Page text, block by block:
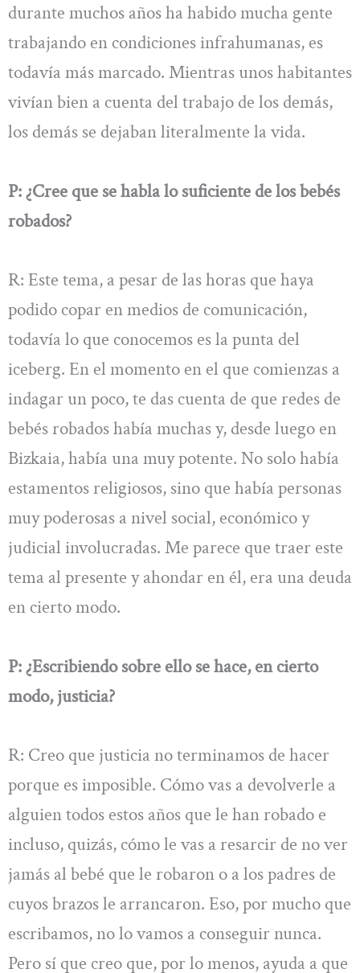
durante muchos años ha habido mucha gente
trabajando en condiciones infrahumanas, es
todavía más marcado. Mientras unos habitantes
vivían bien a cuenta del trabajo de los demás,
los demás se dejaban literalmente la vida.
P: ¿Cree que se habla lo suficiente de los bebés
robados?
R: Este tema, a pesar de las horas que haya
podido copar en medios de comunicación,
todavía lo que conocemos es la punta del
iceberg. En el momento en el que comienzas a
indagar un poco, te das cuenta de que redes de
bebés robados había muchas y, desde luego en
Bizkaia, había una muy potente. No solo había
estamentos religiosos, sino que había personas
muy poderosas a nivel social, económico y
judicial involucradas. Me parece que traer este
tema al presente y ahondar en él, era una deuda
en cierto modo.
P: ¿Escribiendo sobre ello se hace, en cierto
modo, justicia?
R: Creo que justicia no terminamos de hacer
porque es imposible. Cómo vas a devolverle a
alguien todos estos años que le han robado e
incluso, quizás, cómo le vas a resarcir de no ver
jamás al bebé que le robaron o a los padres de
cuyos brazos le arrancaron. Eso, por mucho que
escribamos, no lo vamos a conseguir nunca.
Pero sí que creo que, por lo menos, ayuda a que